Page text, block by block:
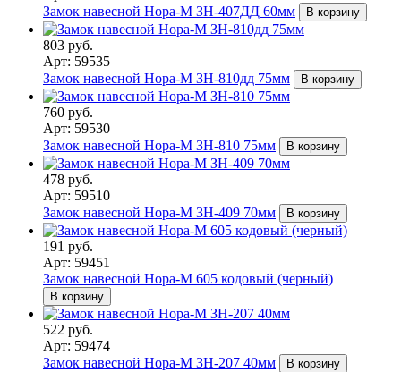
Замок навесной Нора-М ЗН-407ДД 60мм
В корзину
803 руб.
Арт: 59535
Замок навесной Нора-М ЗН-810дд 75мм
В корзину
760 руб.
Арт: 59530
Замок навесной Нора-М ЗН-810 75мм
В корзину
478 руб.
Арт: 59510
Замок навесной Нора-М ЗН-409 70мм
В корзину
191 руб.
Арт: 59451
Замок навесной Нора-М 605 кодовый (черный)
В корзину
522 руб.
Арт: 59474
Замок навесной Нора-М ЗН-207 40мм
В корзину